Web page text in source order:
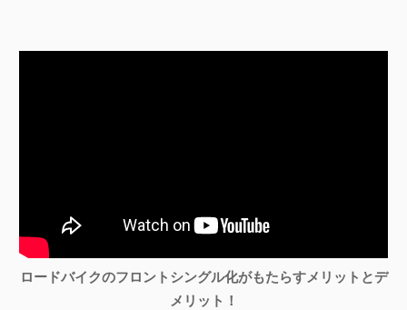
ロードバイクのフロントシングル化がもたらすメリットとデ
メリット！